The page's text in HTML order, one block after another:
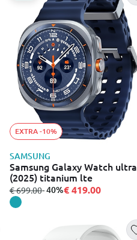
EXTRA -10%
SAMSUNG
Samsung Galaxy Watch ultra
(2025) titanium lte
από
€ 699.00σε
- 40%€ 419.00